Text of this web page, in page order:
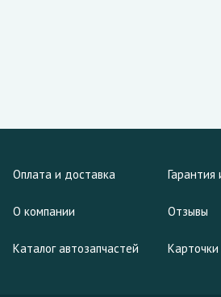
Оплата и доставка Гарантия
О компании Отзывы
Каталог автозапчастей Карточки